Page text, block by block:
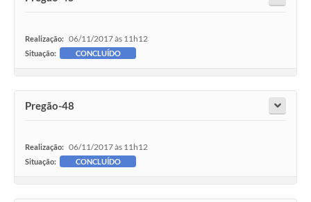
Realização: 06/11/2017 às 11h12
Situação: CONCLUÍDO
Pregão-48
Realização: 06/11/2017 às 11h12
Situação: CONCLUÍDO